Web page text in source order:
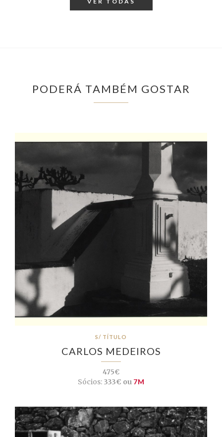
PODERÁ TAMBÉM GOSTAR
S/ TÍTULO
CARLOS MEDEIROS
475€
Sócios:333€ ou 7M